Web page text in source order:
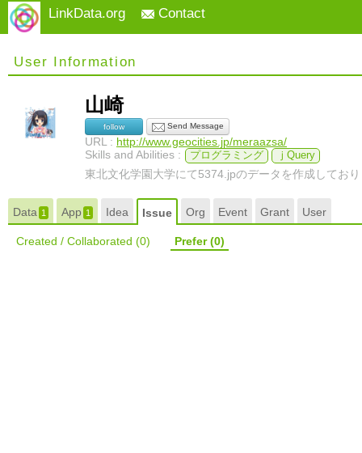
LinkData.org Contact
User Information
山崎
follow Send Message
URL : http://www.geocities.jp/meraazsa/
Skills and Abilities :
プログラミング ｊQuery
東北文化学園大学にて5374.jpのデータを作成してお
Data 1 App 1 Idea Issue Org Event Grant User
Created / Collaborated (0) Prefer(0)